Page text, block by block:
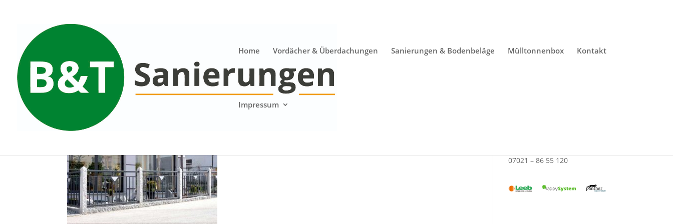
Home Vordächer & Überdachungen Sanierungen & Bodenbeläge Mülltonnenbox Kontakt
Impressum
07021 – 86 55 120